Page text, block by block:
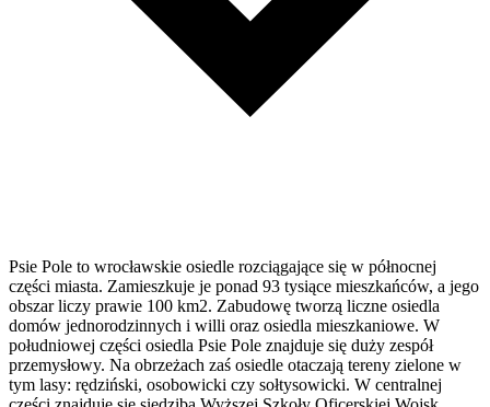
Psie Pole to wrocławskie osiedle rozciągające się w północnej
części miasta. Zamieszkuje je ponad 93 tysiące mieszkańców, a jego
obszar liczy prawie 100 km2. Zabudowę tworzą liczne osiedla
domów jednorodzinnych i willi oraz osiedla mieszkaniowe. W
południowej części osiedla Psie Pole znajduje się duży zespół
przemysłowy. Na obrzeżach zaś osiedle otaczają tereny zielone w
tym lasy: rędziński, osobowicki czy sołtysowicki. W centralnej